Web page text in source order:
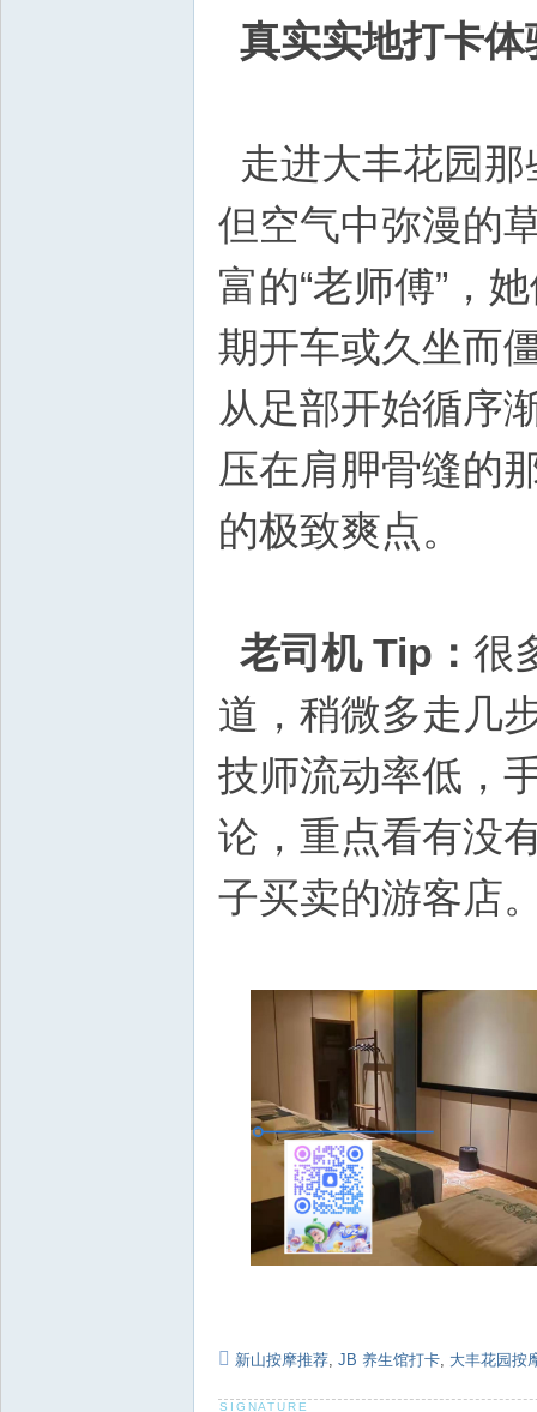
真实实地打卡体
走进大丰花园
但空气中弥漫的
富的“老师傅”，
期开车或久坐而
从足部开始循序
压在肩胛骨缝的
的极致爽点。
老司机 Tip： 很
道，稍微多走几
技师流动率低，
论，重点看有没
子买卖的游客店
新山按摩推荐, JB 养生馆打卡, 大丰花园按